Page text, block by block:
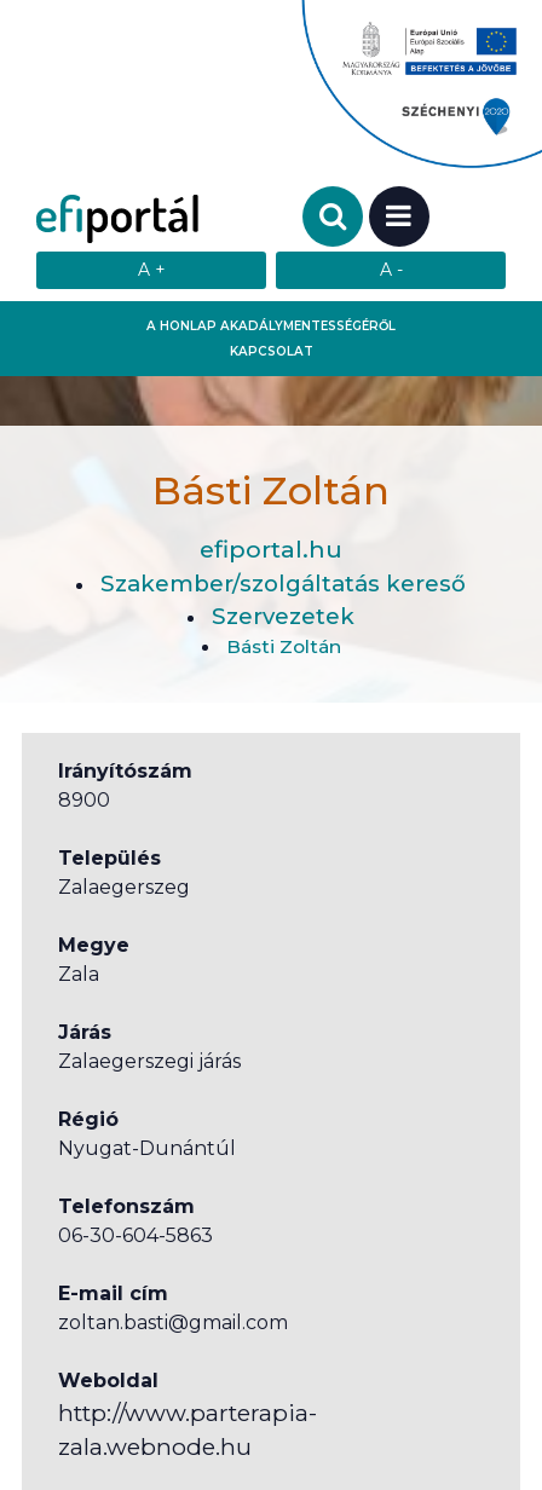
A HONLAP AKADÁLYMENTESSÉGÉRŐL
KAPCSOLAT
Keresendő szó:
MENÜ
Básti Zoltán
efiportal.hu
Szakember/szolgáltatás kereső
Szervezetek
Básti Zoltán
Irányítószám
8900
Település
Zalaegerszeg
Megye
Zala
Járás
Zalaegerszegi járás
Régió
Nyugat-Dunántúl
Telefonszám
06-30-604-5863
E-mail cím
zoltan.basti@gmail.com
Weboldal
http://www.parterapia-
zala.webnode.hu